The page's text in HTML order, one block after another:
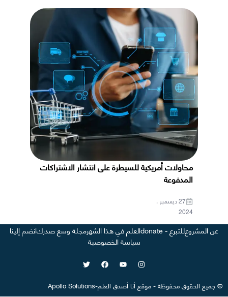
محاولات أمريكية للسيطرة على انتشار الاشتراكات
المدفوعة
27 ديسمبر ،
2024
عن المشروعللتبرع - donate العلم في هذا الشهرمجلة وسع صدركانضم إلينا
سياسة الخصوصية
©جميع الحقوق محفوظة-موقعأنا أصدق العلم-
Apollo Solutions